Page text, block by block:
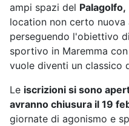
ampi spazi del Palagolfo,
location non certo
perseguendo l'obiettivo
sportivo in Maremma
vuole diventi un classico
Le iscrizioni si sono
avranno chiusura il 19
giornate di agonismo e